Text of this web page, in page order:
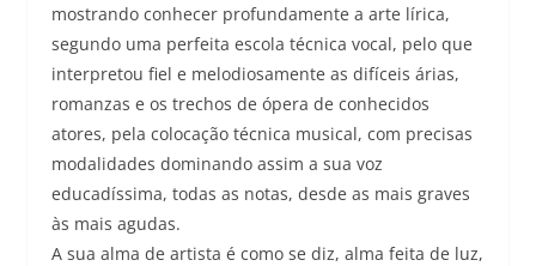
mostrando conhecer profundamente a arte lírica,
segundo uma perfeita escola técnica vocal, pelo que
interpretou fiel e melodiosamente as difíceis árias,
romanzas e os trechos de ópera de conhecidos
atores, pela colocação técnica musical, com precisas
modalidades dominando assim a sua voz
educadíssima, todas as notas, desde as mais graves
às mais agudas.
A sua alma de artista é como se diz, alma feita de luz,